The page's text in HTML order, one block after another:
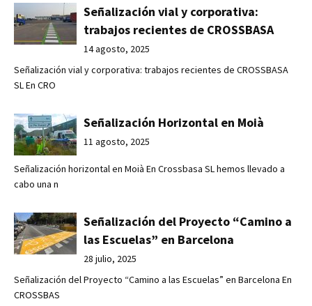
Señalización vial y corporativa:
trabajos recientes de CROSSBASA
14 agosto, 2025
Señalización vial y corporativa: trabajos recientes de CROSSBASA
SL En CRO
Señalización Horizontal en Moià
11 agosto, 2025
Señalización horizontal en Moià En Crossbasa SL hemos llevado a
cabo una n
Señalización del Proyecto “Camino a
las Escuelas” en Barcelona
28 julio, 2025
Señalización del Proyecto “Camino a las Escuelas” en Barcelona En
CROSSBAS